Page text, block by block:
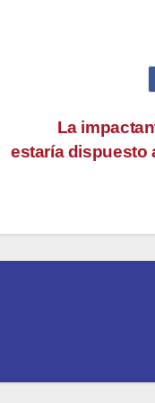
La
estaría dispuesto